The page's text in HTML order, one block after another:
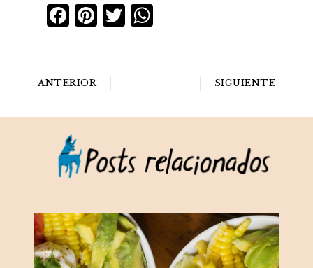
Facebook
Pinterest
Twitter
WhatsApp
ANTERIOR SIGUIENTE